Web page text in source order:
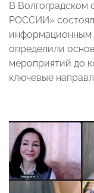
В
РОССИИ»
информационным
определили
мероприятий до
ключевые